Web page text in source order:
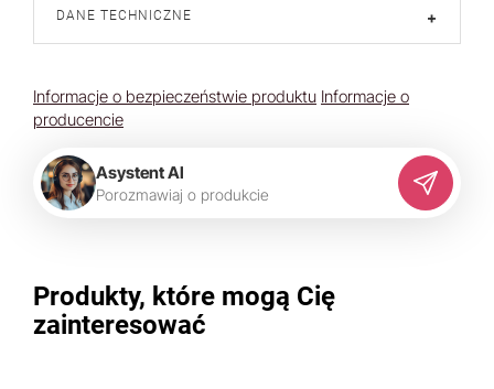
DANE TECHNICZNE +
Informacje o bezpieczeństwie produktu Informacje o
producencie
Asystent AI
Porozmawiaj o produkcie
Produkty, które mogą Cię
zainteresować